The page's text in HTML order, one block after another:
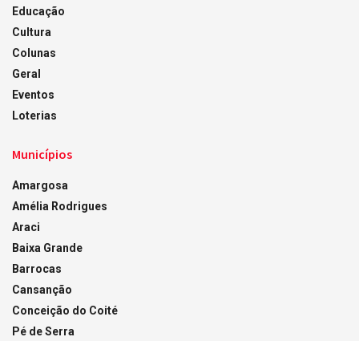
Educação
Cultura
Colunas
Geral
Eventos
Loterias
Municípios
Amargosa
Amélia Rodrigues
Araci
Baixa Grande
Barrocas
Cansanção
Conceição do Coité
Pé de Serra